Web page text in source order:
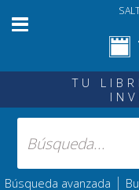
TU
Búsqueda avanzada |